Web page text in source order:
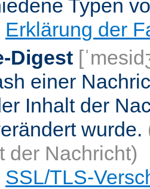
Typen
Erklärung der
Digest
einer
Inhalt der
wurde.
der Nachricht)
SSL/TLS-